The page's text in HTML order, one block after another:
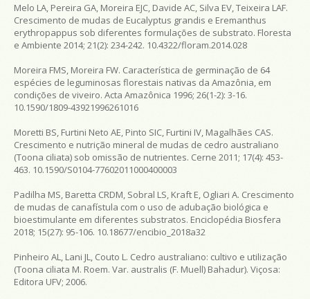
Melo LA, Pereira GA, Moreira EJC, Davide AC, Silva EV, Teixeira LAF.
Crescimento de mudas de Eucalyptus grandis e Eremanthus
erythropappus sob diferentes formulações de substrato. Floresta
e Ambiente 2014; 21(2): 234-242. 10.4322/floram.2014.028
Moreira FMS, Moreira FW. Característica de germinação de 64
espécies de leguminosas florestais nativas da Amazônia, em
condições de viveiro. Acta Amazônica 1996; 26(1-2): 3-16.
10.1590/1809-43921996261016
Moretti BS, Furtini Neto AE, Pinto SIC, Furtini IV, Magalhães CAS.
Crescimento e nutrição mineral de mudas de cedro australiano
(Toona ciliata) sob omissão de nutrientes. Cerne 2011; 17(4): 453-
463. 10.1590/S0104-77602011000400003
Padilha MS, Baretta CRDM, Sobral LS, Kraft E, Ogliari A. Crescimento
de mudas de canafístula com o uso de adubação biológica e
bioestimulante em diferentes substratos. Enciclopédia Biosfera
2018; 15(27): 95-106. 10.18677/encibio_2018a32
Pinheiro AL, Lani JL, Couto L. Cedro australiano: cultivo e utilização
(Toona ciliata M. Roem. Var. australis (F. Muell) Bahadur). Viçosa:
Editora UFV; 2006.